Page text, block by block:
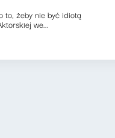
to, żeby nie być idiotą
we...